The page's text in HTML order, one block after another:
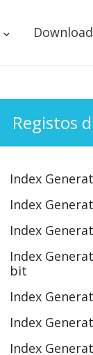
Registos
Index
Index
Index
Index
bit
Index
Index
Index